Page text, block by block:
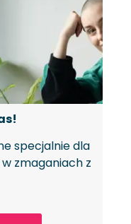
specjalnie dla
zmaganiach z